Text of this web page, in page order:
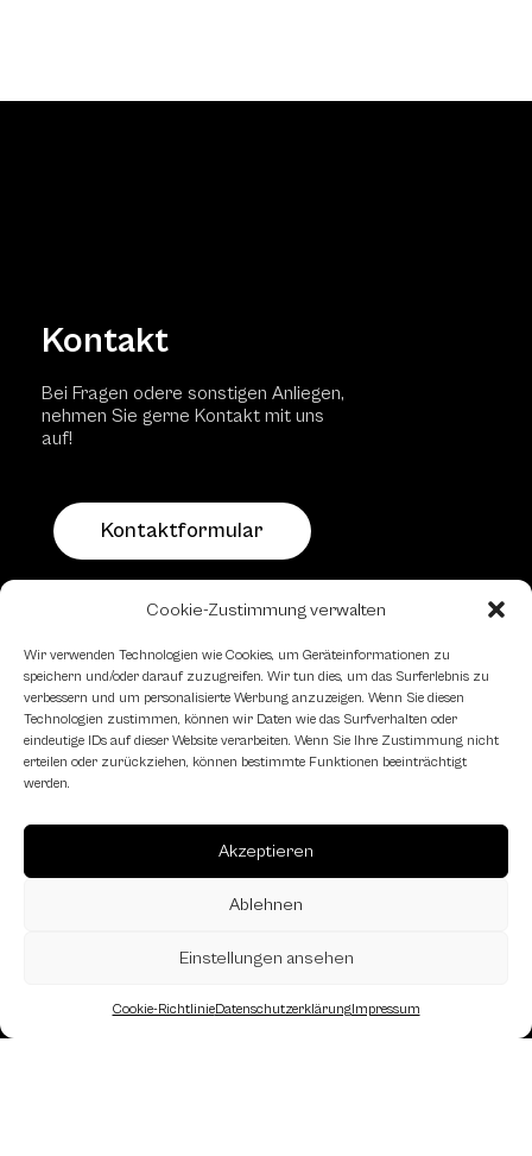
Cookie-Zustimmung verwalten
Wir verwenden Technologien wie Cookies, um Geräteinformationen zu
speichern und/oder darauf zuzugreifen. Wir tun dies, um das Surferlebnis zu
verbessern und um personalisierte Werbung anzuzeigen. Wenn Sie diesen
Technologien zustimmen, können wir Daten wie das Surfverhalten oder
eindeutige IDs auf dieser Website verarbeiten. Wenn Sie Ihre Zustimmung nicht
erteilen oder zurückziehen, können bestimmte Funktionen beeinträchtigt
werden.
Akzeptieren
Ablehnen
Einstellungen ansehen
Cookie-RichtlinieDatenschutzerklärungImpressum
Kontakt
Bei Fragen odere sonstigen Anliegen,
nehmen Sie gerne Kontakt mit uns
auf!
Kontaktformular
Schachfreundliche Lokale